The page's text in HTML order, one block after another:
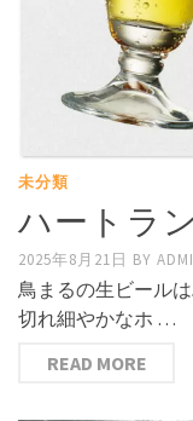
未分類
ハートラ
2025年8月21日 BY
鳥まるの生ビール
切れ細やかなホ …
READ MORE